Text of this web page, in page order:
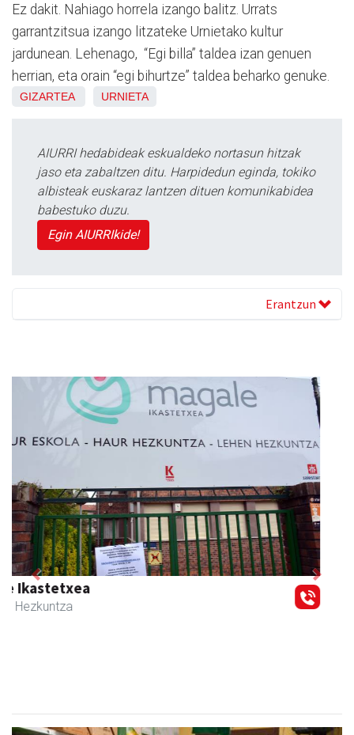
Ez dakit. Nahiago horrela izango balitz. Urrats
garrantzitsua izango litzateke Urnietako kultur
jardunean. Lehenago, “Egi billa” taldea izan genuen
herrian, eta orain “egi bihurtze” taldea beharko genuke.
GIZARTEA URNIETA
AIURRI hedabideak eskualdeko nortasun hitzak
jaso eta zabaltzen ditu. Harpidedun eginda, tokiko
albisteak euskaraz lantzen dituen komunikabidea
babestuko duzu.
Egin AIURRIkide!
Erantzun
Previous Next